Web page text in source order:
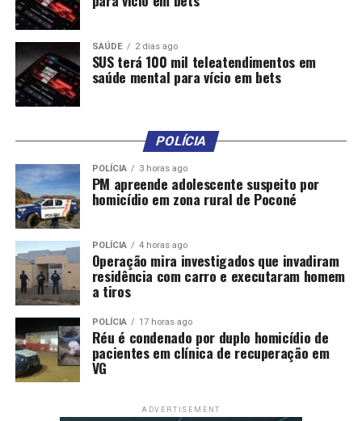
Comentários
CASA CIDADES
LEILÃO
MILHÕES
TRABALHISTAS
VAI
UP NEXT
Entregador de aplicativo morre após colidir motocicleta
em pilar de viaduto em Cuiabá
DON'T MISS
(Untitled)
SAÚDE 2 dias ago
SUS terá 100 mil teleatendimentos em
saúde mental para vício em bets
POLÍCIA
POLÍCIA 3 horas ago
PM apreende adolescente suspeito por
homicídio em zona rural de Poconé
POLÍCIA 4 horas ago
Operação mira investigados que invadiram
residência com carro e executaram homem
a tiros
POLÍCIA 17 horas ago
Réu é condenado por duplo homicídio de
pacientes em clínica de recuperação em
VG
ADVERTISEMENT